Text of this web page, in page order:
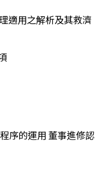
適用之解析及其救濟
序的運用 董事進修認